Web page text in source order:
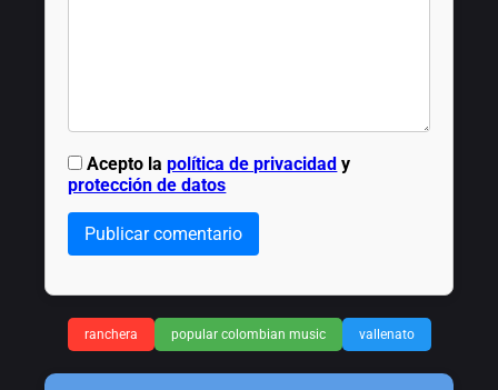
Acepto lapolítica de privacidad y
protección de datos
Publicar comentario
ranchera popular colombian music vallenato